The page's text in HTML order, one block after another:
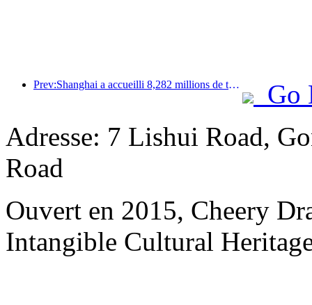
Prev:Shanghai a accueilli 8,282 millions de touristes étrangers au cours des onze premiers mois de l'année, dépassant ainsi les prévisions initiales.
Go
Adresse: 7 Lishui Road,
Road
Ouvert en 2015, Cheery
Intangible Cultural